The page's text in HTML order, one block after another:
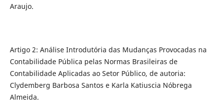
Araujo.
Artigo 2: Análise Introdutória das Mudanças Provocadas na
Contabilidade Pública pelas Normas Brasileiras de
Contabilidade Aplicadas ao Setor Público, de autoria:
Clydemberg Barbosa Santos e Karla Katiuscia Nóbrega
Almeida.